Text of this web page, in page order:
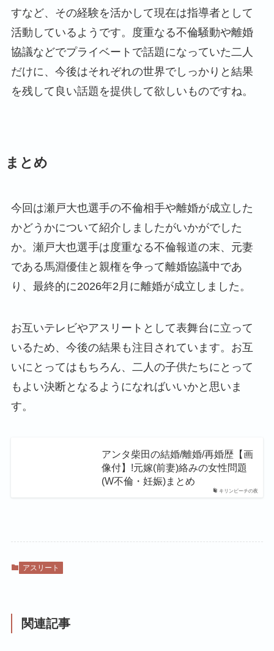
すなど、その経験を活かして現在は指導者として
活動しているようです。度重なる不倫騒動や離婚
協議などでプライベートで話題になっていた二人
だけに、今後はそれぞれの世界でしっかりと結果
を残して良い話題を提供して欲しいものですね。
まとめ
今回は瀬戸大也選手の不倫相手や離婚が成立した
かどうかについて紹介しましたがいかがでした
か。瀬戸大也選手は度重なる不倫報道の末、元妻
である馬淵優佳と親権を争って離婚協議中であ
り、最終的に2026年2月に離婚が成立しました。
お互いテレビやアスリートとして表舞台に立って
いるため、今後の結果も注目されています。お互
いにとってはもちろん、二人の子供たちにとって
もよい決断となるようになればいいかと思いま
す。
キリンビーチの夜
アンタ柴田の結婚/離婚/再婚歴【画
像付】!元嫁(前妻)絡みの女性問題
(W不倫・妊娠)まとめ
アスリート
関連記事